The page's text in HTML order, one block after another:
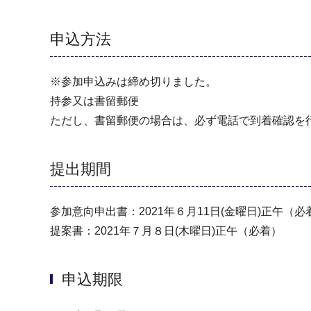
申込方法
※参加申込みは締め切りました。
持参又は書留郵便
ただし、書留郵便の場合は、必ず電話で到着確認を
提出期間
参加意向申出書：2021年６月11日(金曜日)正午（必
提案書：2021年７月８日(木曜日)正午（必着）
申込期限